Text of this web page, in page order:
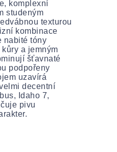
komplexní
studeným
texturou
kombinace
nabité tóny
a jemným
šťavnaté
podpořeny
uzavírá
decentní
Idaho 7,
pivu